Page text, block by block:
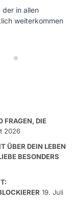
in allen
weiterkommen
FRAGEN, DIE
2026
ÜBER DEIN LEBEN
BESONDERS
19. Juli